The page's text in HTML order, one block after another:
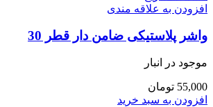
افزودن به علاقه مندی
واشر پلاستیکی ضامن دار قطر 30
موجود در انبار
55,000 تومان
افزودن به سبد خرید